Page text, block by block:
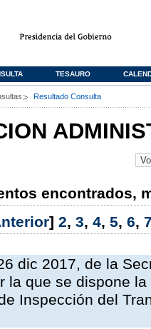
TESAURO
Resultado Consulta
encontrados,
] 2, 3, 4, 5, 6,
dic 2017, de la
la que se dispone
Inspección del